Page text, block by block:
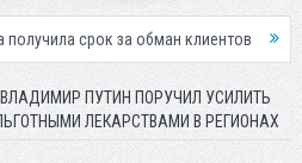
за обман клиентов Жителей
ВЛАДИМИР ПУТИН ПОРУЧИЛ УСИЛИТЬ
ЛЕКАРСТВАМИ В РЕГИОНАХ